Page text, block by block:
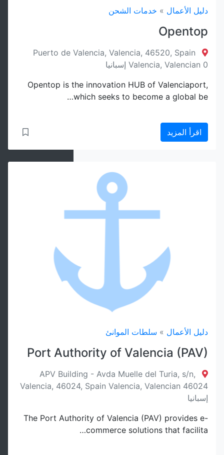
دليل الأعمال » خدمات الشحن
Opentop
Puerto de Valencia, Valencia, 46520, Spain
Valencia, Valencian 0 إسبانيا
Opentop is the innovation HUB of Valenciaport,
which seeks to become a global be…
اقرأ المزيد
دليل الأعمال » سلطات الموانئ
Port Authority of Valencia (PAV)
APV Building - Avda Muelle del Turia, s/n,
Valencia, 46024, Spain Valencia, Valencian 46024
إسبانيا
The Port Authority of Valencia (PAV) provides e-
commerce solutions that facilita…